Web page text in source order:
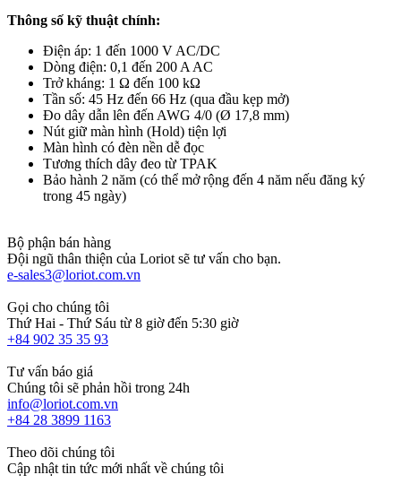
Thông số kỹ thuật chính:
Điện áp: 1 đến 1000 V AC/DC
Dòng điện: 0,1 đến 200 A AC
Trở kháng: 1 Ω đến 100 kΩ
Tần số: 45 Hz đến 66 Hz (qua đầu kẹp mở)
Đo dây dẫn lên đến AWG 4/0 (Ø 17,8 mm)
Nút giữ màn hình (Hold) tiện lợi
Màn hình có đèn nền dễ đọc
Tương thích dây đeo từ TPAK
Bảo hành 2 năm (có thể mở rộng đến 4 năm nếu đăng ký
trong 45 ngày)
Bộ phận bán hàng
Đội ngũ thân thiện của Loriot sẽ tư vấn cho bạn.
e-sales3@loriot.com.vn
Gọi cho chúng tôi
Thứ Hai - Thứ Sáu từ 8 giờ đến 5:30 giờ
+84 902 35 35 93
Tư vấn báo giá
Chúng tôi sẽ phản hồi trong 24h
info@loriot.com.vn
+84 28 3899 1163
Theo dõi chúng tôi
Cập nhật tin tức mới nhất về chúng tôi